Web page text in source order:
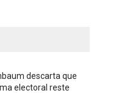
descarta que
electoral reste